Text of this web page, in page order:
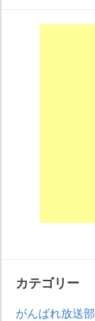
カテゴリー
がんばれ放送部